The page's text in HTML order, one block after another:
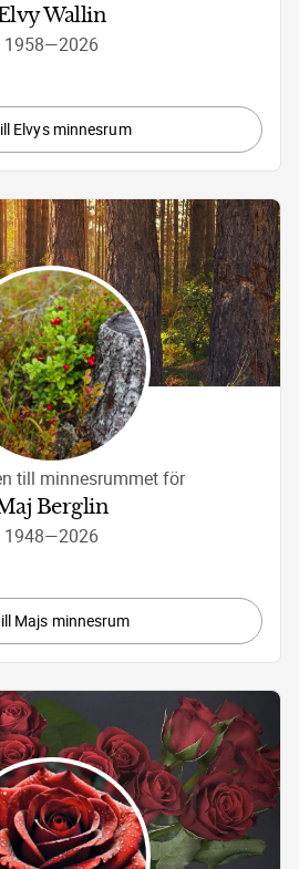
Wallin
1958—2026
Elvys minnesrum
till minnesrummet för
Berglin
1948—2026
Majs minnesrum